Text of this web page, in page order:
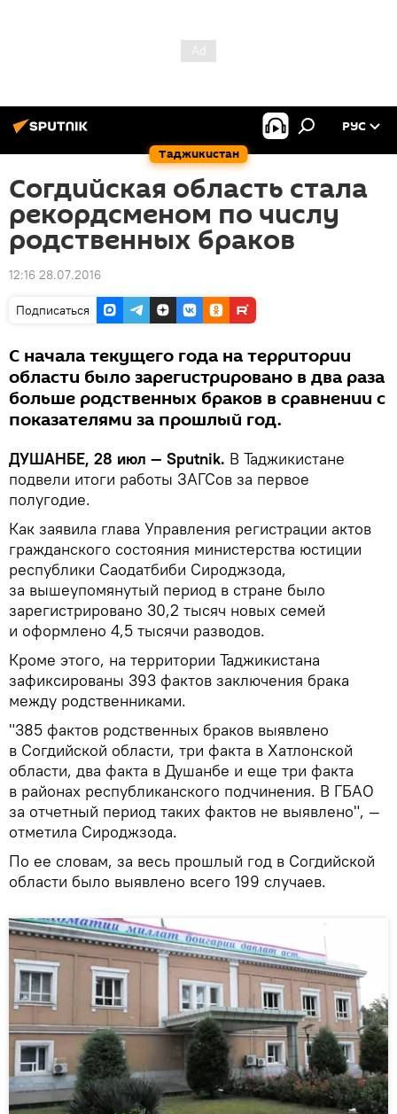
Таджикистан
РУС
Согдийская область стала
рекордсменом по числу
родственных браков
12:16 28.07.2016
Подписаться
С начала текущего года на территории
области было зарегистрировано в два раза
больше родственных браков в сравнении с
показателями за прошлый год.
ДУШАНБЕ, 28 июл — Sputnik. В Таджикистане
подвели итоги работы ЗАГСов за первое
полугодие.
Как заявила глава Управления регистрации актов
гражданского состояния министерства юстиции
республики Саодатбиби Сироджзода,
за вышеупомянутый период в стране было
зарегистрировано 30,2 тысяч новых семей
и оформлено 4,5 тысячи разводов.
Кроме этого, на территории Таджикистана
зафиксированы 393 фактов заключения брака
между родственниками.
"385 фактов родственных браков выявлено
в Согдийской области, три факта в Хатлонской
области, два факта в Душанбе и еще три факта
в районах республиканского подчинения. В ГБАО
за отчетный период таких фактов не выявлено", —
отметила Сироджзода.
По ее словам, за весь прошлый год в Согдийской
области было выявлено всего 199 случаев.